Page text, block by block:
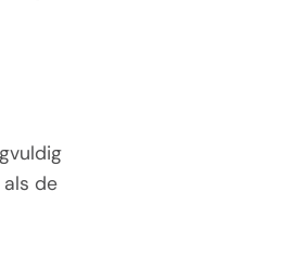
de